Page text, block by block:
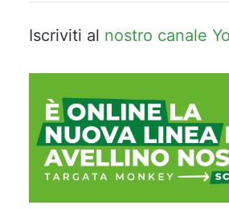
Iscriviti al nostro canale